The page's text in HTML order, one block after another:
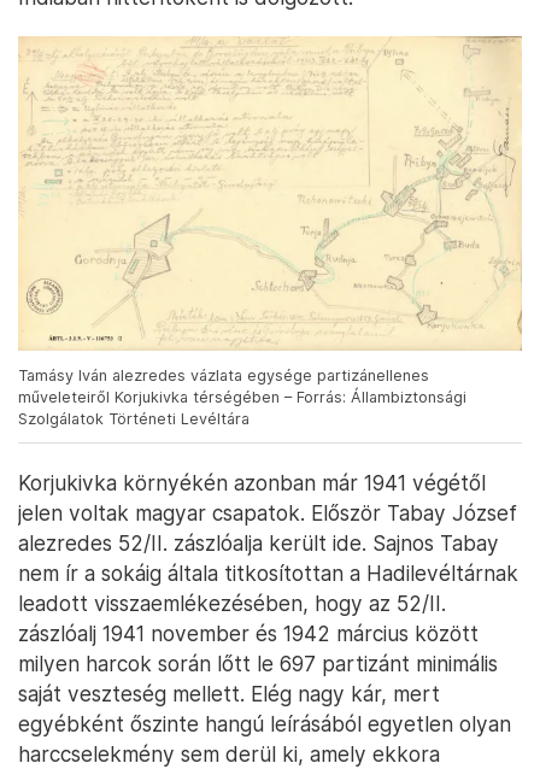
Tamásy Iván alezredes vázlata egysége partizánellenes
műveleteiről Korjukivka térségében – Forrás: Állambiztonsági
Szolgálatok Történeti Levéltára
Korjukivka környékén azonban már 1941 végétől
jelen voltak magyar csapatok. Először Tabay József
alezredes 52/II. zászlóalja került ide. Sajnos Tabay
nem ír a sokáig általa titkosítottan a Hadilevéltárnak
leadott visszaemlékezésében, hogy az 52/II.
zászlóalj 1941 november és 1942 március között
milyen harcok során lőtt le 697 partizánt minimális
saját veszteség mellett. Elég nagy kár, mert
egyébként őszinte hangú leírásából egyetlen olyan
harccselekmény sem derül ki, amely ekkora